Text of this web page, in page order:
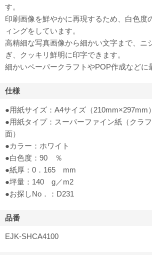
す。
印刷画像を鮮やかに再現するため、白色度
ィングをしています。
高精細な写真画像から細かい文字まで、ニ
ぎ、クッキリ鮮明に印字できます。
細かいペーパークラフトやPOP作成などに
仕様
●用紙サイズ：A4サイズ（210mm×297mm）
●用紙タイプ：スーパーファイン紙（ク
面）
●カラー：ホワイト
●白色度：90 ％
●紙厚：0．165 mm
●坪量：140 g／m2
●お探しNo．：D231
品番
EJK-SHCA4100